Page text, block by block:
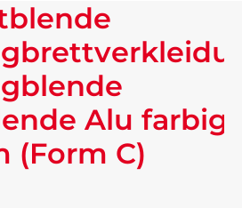
Alu farbig
(Form C)